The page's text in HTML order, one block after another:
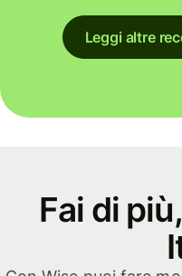
Leggi altre
Fai di